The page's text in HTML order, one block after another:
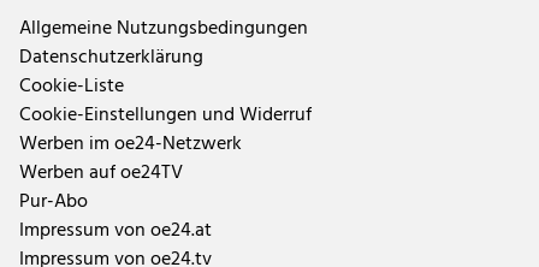
Allgemeine Nutzungsbedingungen
Datenschutzerklärung
Cookie-Liste
Cookie-Einstellungen und Widerruf
Werben im oe24-Netzwerk
Werben auf oe24TV
Pur-Abo
Impressum von oe24.at
Impressum von oe24.tv